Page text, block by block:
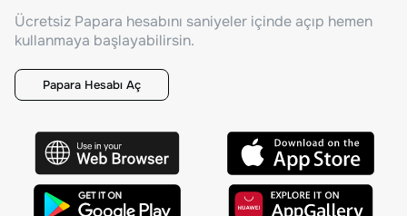
Ücretsiz Papara hesabını saniyeler içinde açıp hemen
kullanmaya başlayabilirsin.
Papara Hesabı Aç